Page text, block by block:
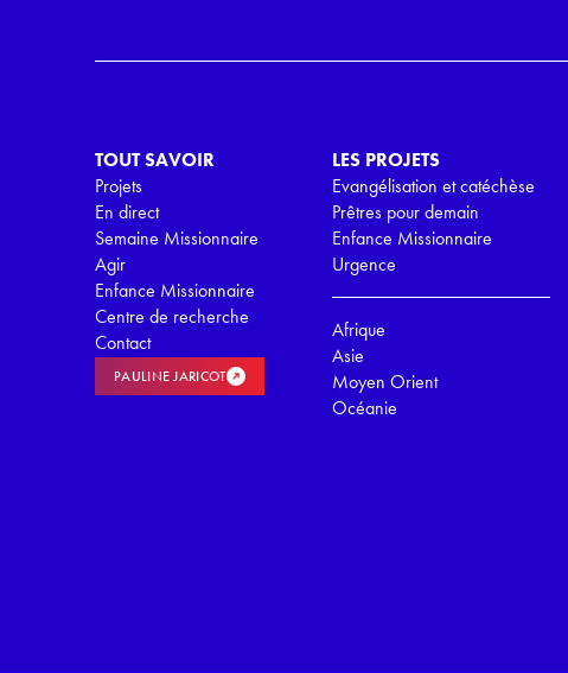
P
TOUT SAVOIR
Projets
En direct
Semaine Missionnaire
Agir
Enfance Missionnaire
Centre de recherche
Contact
PAULINE JARICOT
LES PROJETS
Evangélisation et catéchèse
Prêtres pour demain
Enfance Missionnaire
Urgence
Afrique
Asie
Moyen Orient
Océanie